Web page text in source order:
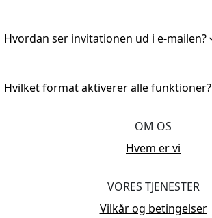
Hvordan ser invitationen ud i e-mailen?
Hvilket format aktiverer alle funktioner?
OM OS
Hvem er vi
VORES TJENESTER
Vilkår og betingelser